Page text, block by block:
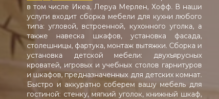
в том числе Икеа, Леруа Мерлен, Хофф. В наши
услуги входит сборка мебели для кухни любого
типа: угловой, встроенной, кухонного уголка, а
также навеска шкафов, установка фасада,
столешницы, фартука, монтаж вытяжки. Сборка и
установка детской мебели: двухъярусных
кроватей, игровых и учебных столов гарнитуров
и шкафов, предназначенных для детских комнат.
Быстро и аккуратно соберем вашу мебель для
гостиной: стенку, мягкий уголок, книжный шкаф,